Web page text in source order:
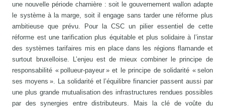
une nouvelle période charnière : soit le gouvernement wallon adapte
le système à la marge, soit il engage sans tarder une réforme plus
ambitieuse que prévu. Pour la CSC un pilier essentiel de cette
réforme est une tarification plus équitable et plus solidaire à l’instar
des systèmes tarifaires mis en place dans les régions flamande et
surtout bruxelloise. L’enjeu est de mieux combiner le principe de
responsabilité « pollueur-payeur » et le principe de solidarité « selon
ses moyens ». La solidarité et l’équilibre financier passent aussi par
une plus grande mutualisation des infrastructures rendues possibles
par des synergies entre distributeurs. Mais la clé de voûte du